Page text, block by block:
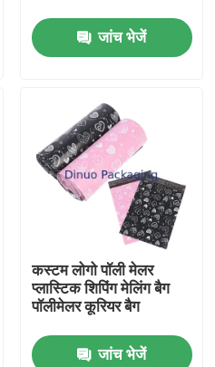
जांच भेजें
कस्टम लोगो पॉली मेलर
प्लास्टिक शिपिंग मेलिंग बैग
पॉलीमेलर कूरियर बैग
जांच भेजें